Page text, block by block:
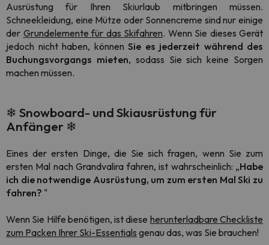
Ausrüstung für Ihren Skiurlaub mitbringen müssen.
Schneekleidung, eine Mütze oder Sonnencreme sind nur einige
der Grundelemente für das Skifahren. Wenn Sie dieses Gerät
jedoch nicht haben, können Sie es jederzeit während des
Buchungsvorgangs mieten, sodass Sie sich keine Sorgen
machen müssen.
❄ Snowboard- und Skiausrüstung für
Anfänger ❄
Eines der ersten Dinge, die Sie sich fragen, wenn Sie zum
ersten Mal nach Grandvalira fahren, ist wahrscheinlich: „Habe
ich die notwendige Ausrüstung, um zum ersten Mal Ski zu
fahren? "
Wenn Sie Hilfe benötigen, ist diese herunterladbare Checkliste
zum Packen Ihrer Ski-Essentials genau das, was Sie brauchen!